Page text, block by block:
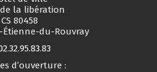
la libération
CS 80458
Étienne-du-Rouvray
d’ouverture :